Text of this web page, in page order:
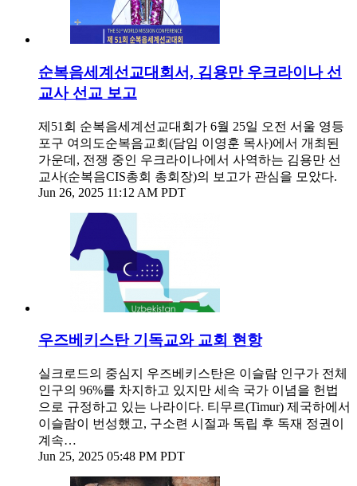
순복음세계선교대회서, 김용만 우크라이나 선
교사 선교 보고
제51회 순복음세계선교대회가 6월 25일 오전 서울 영등
포구 여의도순복음교회(담임 이영훈 목사)에서 개최된
가운데, 전쟁 중인 우크라이나에서 사역하는 김용만 선
교사(순복음CIS총회 총회장)의 보고가 관심을 모았다.
Jun 26, 2025 11:12 AM PDT
우즈베키스탄 기독교와 교회 현항
실크로드의 중심지 우즈베키스탄은 이슬람 인구가 전체
인구의 96%를 차지하고 있지만 세속 국가 이념을 헌법
으로 규정하고 있는 나라이다. 티무르(Timur) 제국하에서
이슬람이 번성했고, 구소련 시절과 독립 후 독재 정권이
계속…
Jun 25, 2025 05:48 PM PDT